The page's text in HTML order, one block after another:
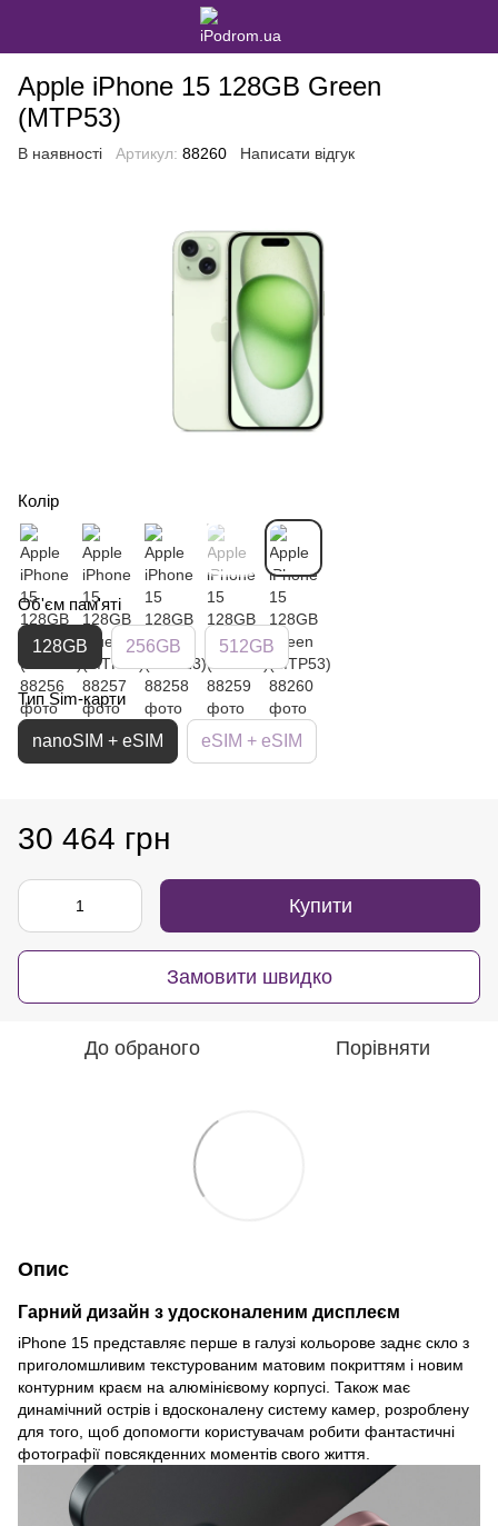
Apple iPhone 15 128GB Green
(MTP53)
В наявності Артикул: 88260 Написати відгук
Колір
Об'єм пам'яті
128GB 256GB 512GB
Тип Sim-карти
nanoSIM + eSIM eSIM + eSIM
30 464 грн
Купити
Замовити швидко
До обраного Порівняти
Опис
Гарний дизайн з удосконаленим дисплеєм
iPhone 15 представляє перше в галузі кольорове заднє скло з
приголомшливим текстурованим матовим покриттям і новим
контурним краєм на алюмінієвому корпусі. Також має
динамічний острів і вдосконалену систему камер, розроблену
для того, щоб допомогти користувачам робити фантастичні
фотографії повсякденних моментів свого життя.